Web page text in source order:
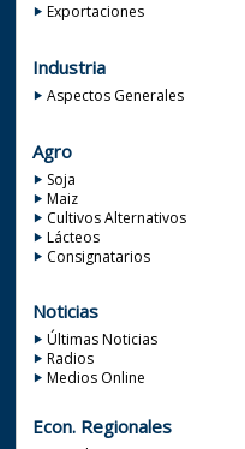
Exportaciones
Industria
Aspectos Generales
Agro
Soja
Maiz
Cultivos Alternativos
Lácteos
Consignatarios
Noticias
Últimas Noticias
Radios
Medios Online
Econ. Regionales